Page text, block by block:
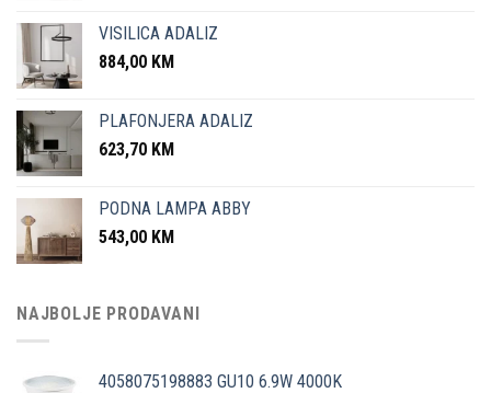
VISILICA ADALIZ
884,00 KM
PLAFONJERA ADALIZ
623,70 KM
PODNA LAMPA ABBY
543,00 KM
NAJBOLJE PRODAVANI
4058075198883 GU10 6.9W 4000K